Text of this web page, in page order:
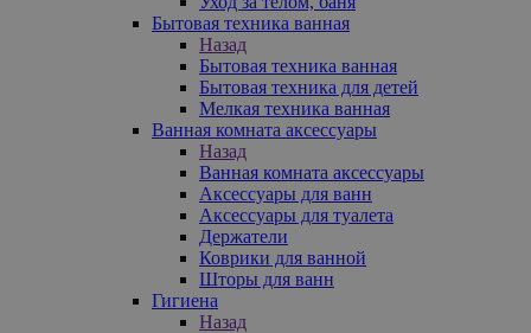
Бытовая техника ванная
Назад
Бытовая техника ванная
Бытовая техника для детей
Мелкая техника ванная
Ванная комната аксессуары
Назад
Ванная комната аксессуары
Аксессуары для ванн
Аксессуары для туалета
Держатели
Коврики для ванной
Шторы для ванн
Гигиена
Назад